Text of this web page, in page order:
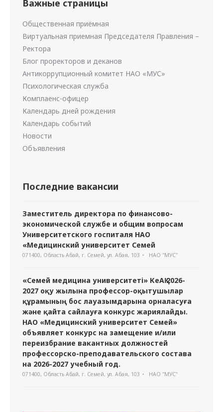
Важные страницы
Общественная приёмная
Виртуальная приемная Председателя Правления –
Ректора
Блог проректоров и деканов
Антикоррупционный комитет НАО «МУС»
Психологическая служба
Комплаенс-офицер
Календарь дней рождения
Календарь событий
Новости
Объявления
Последние вакансии
Заместитель директора по финансово-
экономической службе и общим вопросам
Университетского госпиталя НАО
«Медицинский университет Семей
071400, Область Абай, г. Семей, ул. Абая, 103 НАО "МУС"
«Семей медицина университеті» КеАҚ 2026-
2027 оқу жылына профессор-оқытушылар
құрамының бос лауазымдарына орналасуға
және қайта сайлауға конкурс жариялайды.
НАО «Медицинский университет Семей»
объявляет конкурс на замещение и/или
переизбрание вакантных должностей
профессорско-преподавательского состава
на 2026-2027 учебный год.
071400, Область Абай, г. Семей, ул. Абая, 103 НАО "МУС"